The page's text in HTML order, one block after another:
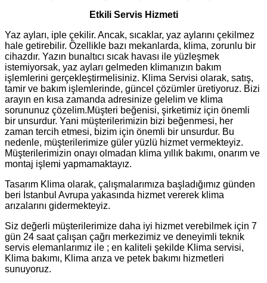
Etkili Servis Hizmeti
Yaz ayları, iple çekilir. Ancak, sıcaklar, yaz aylarını çekilmez
hale getirebilir. Özellikle bazı mekanlarda, klima, zorunlu bir
cihazdır. Yazın bunaltıcı sıcak havası ile yüzleşmek
istemiyorsak, yaz ayları gelmeden klimanızın bakım
işlemlerini gerçekleştirmelisiniz. Klima Servisi olarak, satış,
tamir ve bakım işlemlerinde, güncel çözümler üretiyoruz. Bizi
arayın en kısa zamanda adresinize gelelim ve klima
sorununuz çözelim.Müşteri beğenisi, şirketimiz için önemli
bir unsurdur. Yani müşterilerimizin bizi beğenmesi, her
zaman tercih etmesi, bizim için önemli bir unsurdur. Bu
nedenle, müşterilerimize güler yüzlü hizmet vermekteyiz.
Müşterilerimizin onayı olmadan klima yıllık bakımı, onarım ve
montaj işlemi yapmamaktayız.
Tasarım Klima olarak, çalışmalarımıza başladığımız günden
beri İstanbul Avrupa yakasında hizmet vererek klima
arızalarını gidermekteyiz.
Siz değerli müşterilerimize daha iyi hizmet verebilmek için 7
gün 24 saat çalışan çağrı merkezimiz ve deneyimli teknik
servis elemanlarımız ile ; en kaliteli şekilde Klima servisi,
Klima bakımı, Klima arıza ve petek bakımı hizmetleri
sunuyoruz.